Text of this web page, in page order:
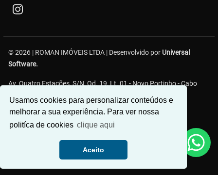
Usamos cookies para personalizar conteúdos e
melhorar a sua experiência. Para ver nossa
politíca de cookies clique aqui
Aceito
© 2026 | ROMAN IMÓVEIS LTDA | Desenvolvido por Universal
Software.
Av. Quatro Estações, S/N, Qd. 19, Lt. 01 - Novo Portinho - Cabo